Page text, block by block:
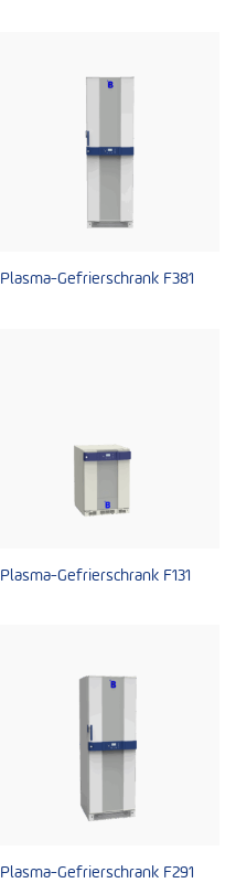
Plasma-Gefrierschrank F381
Plasma-Gefrierschrank F131
Plasma-Gefrierschrank F291